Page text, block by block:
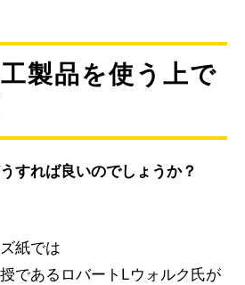
製品を使う上で
すれば良いのでしょうか？
紙では
であるロバートLウォルク氏が